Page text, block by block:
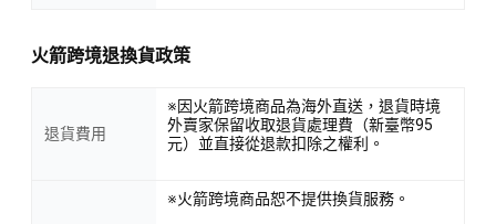
火箭跨境退換貨政策
退貨費用
※因火箭跨境商品為海外直送，退貨時境
外賣家保留收取退貨處理費（新臺幣95
元）並直接從退款扣除之權利。
※火箭跨境商品恕不提供換貨服務。